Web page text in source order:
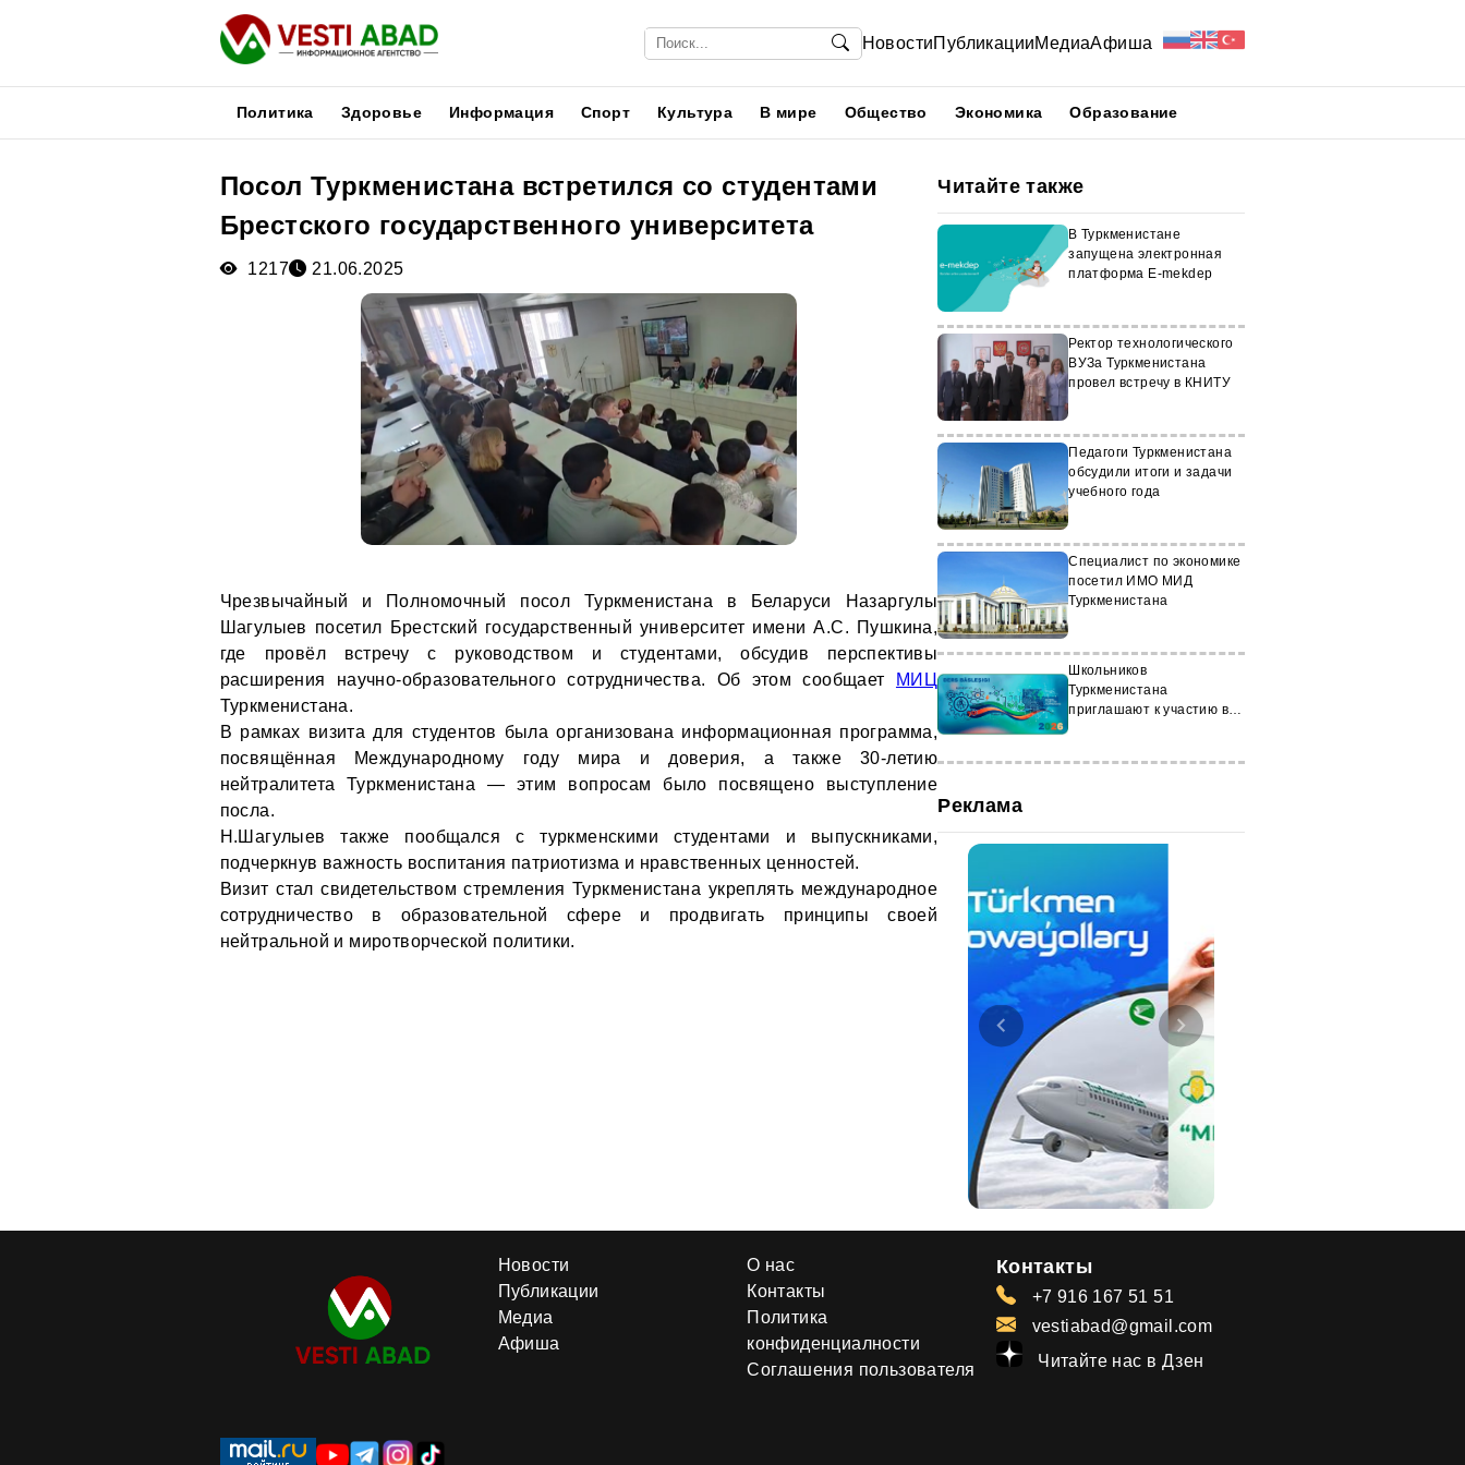
НовостиПубликацииМедиаАфиша
Политика Здоровье Информация Спорт Культура В мире Общество Экономика Образование
Посол Туркменистана встретился со студентами
Брестского государственного университета
1217 21.06.2025
Чрезвычайный и Полномочный посол Туркменистана в Беларуси Назаргулы
Шагулыев посетил Брестский государственный университет имени А.С. Пушкина,
где провёл встречу с руководством и студентами, обсудив перспективы
расширения научно-образовательного сотрудничества. Об этом сообщает
МИЦ
Туркменистана.
В рамках визита для студентов была организована информационная программа,
посвящённая Международному году мира и доверия, а также 30-летию
нейтралитета Туркменистана — этим вопросам было посвящено выступление
посла.
Н.Шагулыев также пообщался с туркменскими студентами и выпускниками,
подчеркнув важность воспитания патриотизма и нравственных ценностей.
Визит стал свидетельством стремления Туркменистана укреплять международное
сотрудничество в образовательной сфере и продвигать принципы своей
нейтральной и миротворческой политики.
Читайте также
В Туркменистане
запущена электронная
платформа E-mekdep
Ректор технологического
ВУЗа Туркменистана
провел встречу в КНИТУ
Педагоги Туркменистана
обсудили итоги и задачи
учебного года
Специалист по экономике
посетил ИМО МИД
Туркменистана
Школьников
Туркменистана
приглашают к участию в
Реклама
Новости
Публикации
Медиа
Афиша
О нас
Контакты
Политика
конфиденциалности
Соглашения пользователя
Контакты
+7 916 167 51 51
vestiabad@gmail.com
Читайте нас в Дзен